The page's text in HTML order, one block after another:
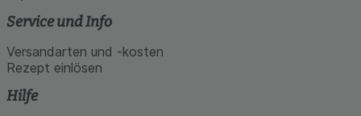
Service und Info
Versandarten und -kosten
Rezept einlösen
Hilfe